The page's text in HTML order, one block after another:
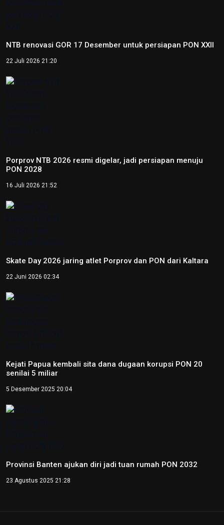
NTB renovasi GOR 17 Desember untuk persiapan PON XXII
22 Juli 2026 21:20
Porprov NTB 2026 resmi digelar, jadi persiapan menuju
PON 2028
16 Juli 2026 21:52
Skate Day 2026 jaring atlet Porprov dan PON dari Kaltara
22 Juni 2026 02:34
Kejati Papua kembali sita dana dugaan korupsi PON 20
senilai 5 miliar
5 Desember 2025 20:04
Provinsi Banten ajukan diri jadi tuan rumah PON 2032
23 Agustus 2025 21:28